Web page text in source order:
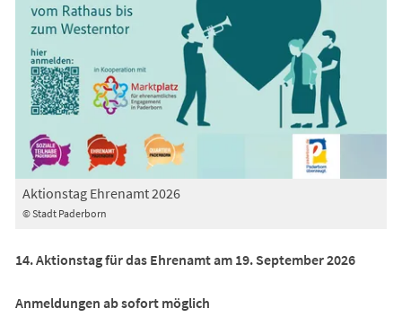
© Stadt Paderborn
Aktionstag Ehrenamt 2026
14. Aktionstag für das Ehrenamt am 19. September 2026
Anmeldungen ab sofort möglich